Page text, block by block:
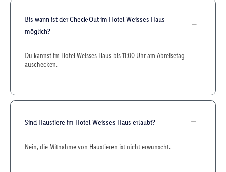
Bis wann ist der Check-Out im Hotel Weisses Haus
möglich?
Du kannst im Hotel Weisses Haus bis 11:00 Uhr am Abreisetag
auschecken.
Sind Haustiere im Hotel Weisses Haus erlaubt?
Nein, die Mitnahme von Haustieren ist nicht erwünscht.